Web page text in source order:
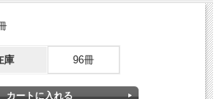
「インパクト」「物語」を取り入れよう
庫 96冊